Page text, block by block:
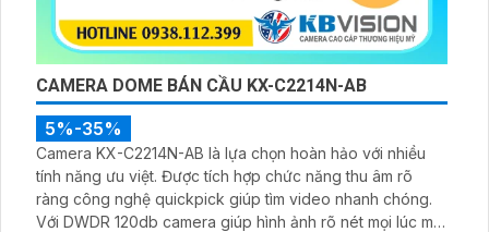
CAMERA DOME BÁN CẦU KX-C2214N-AB
5%-35%
Camera KX-C2214N-AB là lựa chọn hoàn hảo với nhiều
tính năng ưu việt. Được tích hợp chức năng thu âm rõ
ràng công nghệ quickpick giúp tìm video nhanh chóng.
Với DWDR 120db camera giúp hình ảnh rõ nét mọi lúc mọi